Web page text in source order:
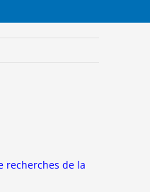
recherches de la